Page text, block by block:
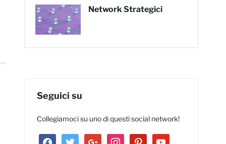
Network Strategici
Seguici su
Collegiamoci su uno di questi social network!
facebooktwitter google instagrampinterestyoutube